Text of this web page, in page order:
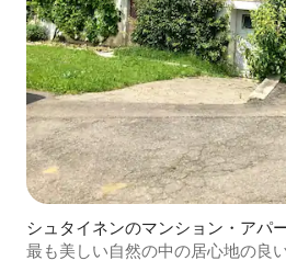
シュタイネンのマンション・アパ
最も美しい自然の中の居心地の良